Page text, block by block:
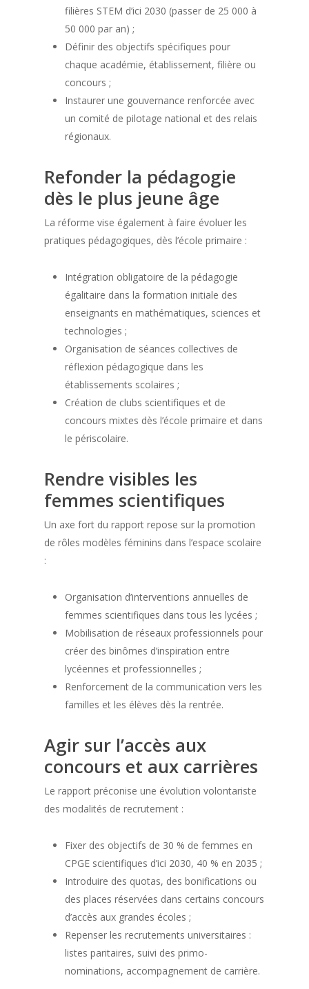
filières STEM d’ici 2030 (passer de 25 000 à
50 000 par an) ;
Définir des objectifs spécifiques pour
chaque académie, établissement, filière ou
concours ;
Instaurer une gouvernance renforcée avec
un comité de pilotage national et des relais
régionaux.
Refonder la pédagogie
dès le plus jeune âge
La réforme vise également à faire évoluer les
pratiques pédagogiques, dès l’école primaire :
Intégration obligatoire de la pédagogie
égalitaire dans la formation initiale des
enseignants en mathématiques, sciences et
technologies ;
Organisation de séances collectives de
réflexion pédagogique dans les
établissements scolaires ;
Création de clubs scientifiques et de
concours mixtes dès l’école primaire et dans
le périscolaire.
Rendre visibles les
femmes scientifiques
Un axe fort du rapport repose sur la promotion
de rôles modèles féminins dans l’espace scolaire
:
Organisation d’interventions annuelles de
femmes scientifiques dans tous les lycées ;
Mobilisation de réseaux professionnels pour
créer des binômes d’inspiration entre
lycéennes et professionnelles ;
Renforcement de la communication vers les
familles et les élèves dès la rentrée.
Agir sur l’accès aux
concours et aux carrières
Le rapport préconise une évolution volontariste
des modalités de recrutement :
Fixer des objectifs de 30 % de femmes en
CPGE scientifiques d’ici 2030, 40 % en 2035 ;
Introduire des quotas, des bonifications ou
des places réservées dans certains concours
d’accès aux grandes écoles ;
Repenser les recrutements universitaires :
listes paritaires, suivi des primo-
nominations, accompagnement de carrière.